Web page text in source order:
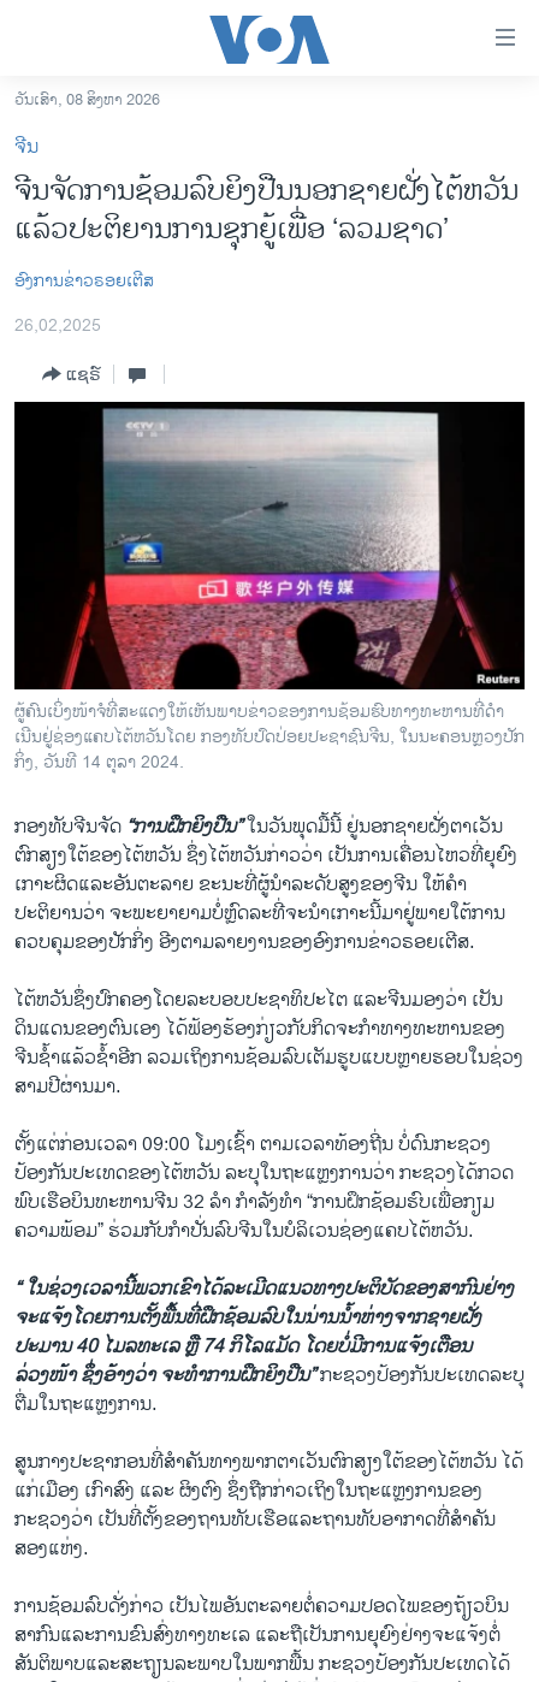
ເຂົ້າ
ຫາ
ຂ້າມ
ຂ້າມ
ຂ້າມ
ຫາ
ຊອກ
ຄົ້ນ
ລາວ
ອາເມຣິກາ
ການເລືອກຕັ້ງ ປະທານາທີບໍດີ ສະຫະລັດ 2024
ຂ່າວ​ຈີນ
ໂລກ
ເອເຊຍ
ອິດສະຫຼະພາບດ້ານການຂ່າວ
ຊີວິດຊາວລາວ
ວິທະຍາສາດ-ເທັກໂນໂລຈີ
ພາສາອັງກິດ
ວີດີໂອ
ສຽງ
ລາຍການກະຈາຍສຽງ
ລາຍງານ
ພາສາຕ່າງໆ
ວັນເສົາ, 08 ສິງຫາ 2026
ຈີນ
ຈີນຈັດການຊ້ອມລົບຍິງປືນນອກຊາຍຝັ່ງໄຕ້ຫວັນ
ແລ້ວປະຕິຍານການຊຸກຍູ້ເພື່ອ ‘ລວມຊາດ’
ອົງການຂ່າວຣອຍເຕີສ
26,02,2025
ແຊຣ໌
ຜູ້​ຄົນ​ເບິ່ງ​ໜ້າ​ຈໍ​ທີ່​ສະ​ແດງ​ໃຫ້​ເຫັນ​ພາບ​ຂ່າວ​ຂອງ​ການ​ຊ້ອມ​ຮົບ​ທາງ​ທະ​ຫານ​ທີ່​ດຳ​
ເນີນ​ຢູ່​ຊ່ອງ​ແຄບ​ໄຕ້​ຫວັນ​ໂດຍ ກອງທັບປົດປ່ອຍປະຊາຊົນຈີນ, ໃນ​ນະ​ຄອນ​ຫຼວງ​ປັກ​
ກິ່ງ, ວັນ​ທີ 14 ຕຸ​ລາ 2024.
ກອງທັບຈີນຈັດ “ການຝຶກຍິງປືນ”ໃນວັນພຸດມື້ນີ້ ຢູ່ນອກຊາຍຝັ່ງຕາເວັນ
ຕົກສຽງໃຕ້ຂອງໄຕ້ຫວັນ ຊຶ່ງໄຕ້ຫວັນກ່າວວ່າ ເປັນການເຄື່ອນໄຫວທີ່ຍຸຍົງ
ເກາະຜິດແລະອັນຕະລາຍ ຂະນະທີ່ຜູ້ນໍາລະດັບສູງຂອງຈີນ ໃຫ້ຄຳ
ປະຕິຍານວ່າ ຈະພະຍາຍາມບໍ່ຫຼົດລະທີ່ຈະນໍາເກາະນີ້ມາຢູ່ພາຍໃຕ້ການ
ຄວບຄຸມຂອງປັກກິ່ງ ອີງຕາມລາຍງານຂອງອົງການຂ່າວຣອຍເຕີສ.
ໄຕ້ຫວັນຊຶ່ງປົກຄອງໂດຍລະບອບປະຊາທິປະໄຕ ແລະຈີນມອງວ່າ ເປັນ
ດິນແດນຂອງຕົນເອງ ໄດ້ຟ້ອງຮ້ອງກ່ຽວກັບກິດຈະກຳທາງທະຫານຂອງ
ຈີນຊໍ້າແລ້ວຊໍ້າອີກ ລວມເຖິງການຊ້ອມລົບເຕັມຮູບແບບຫຼາຍຮອບໃນຊ່ວງ
ສາມປີຜ່ານມາ.
ຕັ້ງແຕ່ກ່ອນເວລາ 09:00 ໂມງເຊົ້າ ຕາມເວລາທ້ອງຖີ່ນ ບໍ່ດົນກະຊວງ
ປ້ອງກັນປະເທດຂອງໄຕ້ຫວັນ ລະບຸໃນຖະແຫຼງການວ່າ ກະຊວງໄດ້ກວດ
ພົບເຮືອບິນທະຫານຈີນ 32 ລຳ ກຳລັງທຳ “ການຝຶກຊ້ອມຮົບເພື່ອກຽມ
ຄວາມພ້ອມ” ຮ່ວມກັບກໍາປັ່ນລົບຈີນໃນບໍລິເວນຊ່ອງແຄບໄຕ້ຫວັນ.
“ ໃນຊ່ວງເວລານີ້ພວກເຂົາໄດ້ລະເມີດແນວທາງປະຕິບັດຂອງສາກົນຢ່າງ
ຈະແຈ້ງໂດຍການຕັ້ງພື້ນທີ່ຝຶກຊ້ອມລົບໃນນ່ານນໍ້າຫ່າງຈາກຊາຍຝັ່ງ
ປະມານ 40 ໄມລທະເລ ຫຼື 74 ກິໂລແມັດ ໂດຍບໍ່ມີການແຈ້ງເຕືອນ
ລ່ວງໜ້າ ຊຶ່ງອ້າງວ່າ ຈະທຳການຝຶກຍິງປືນ”ກະຊວງປ້ອງກັນປະເທດລະບຸ
ຕື່ມໃນຖະແຫຼງການ.
ສູນກາງປະຊາກອນທີ່ສຳຄັນທາງພາກຕາເວັນຕົກສຽງໃຕ້ຂອງໄຕ້ຫວັນ ໄດ້
ແກ່ເມືອງ ເກົາສົງ ແລະ ຜິງຕົງ ຊຶ່ງຖືກກ່າວເຖິງໃນຖະແຫຼງການຂອງ
ກະຊວງວ່າ ເປັນທີ່ຕັ້ງຂອງຖານທັບເຮືອແລະຖານທັບອາກາດທີ່ສຳຄັນ
ສອງແຫ່ງ.
ການຊ້ອມລົບດັ່ງກ່າວ ເປັນໄພອັນຕະລາຍຕໍ່ຄວາມປອດໄພຂອງຖ້ຽວບິນ
ສາກົນແລະການຂົນສົ່ງທາງທະເລ ແລະຖືເປັນການຍຸຍົງຢ່າງຈະແຈ້ງຕໍ່
ສັນຕິພາບແລະສະຖຽນລະພາບໃນພາກພື້ນ ກະຊວງປ້ອງກັນປະເທດໄດ້